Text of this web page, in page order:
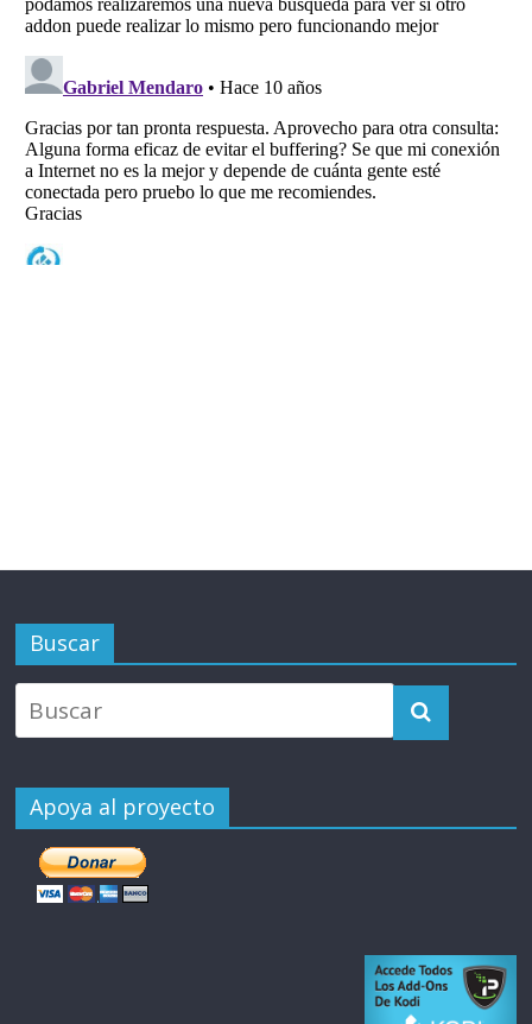
Buscar
Apoya al proyecto